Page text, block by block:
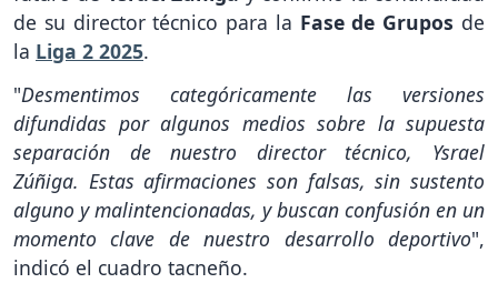
de su director técnico para la Fase de Grupos de
la Liga 2 2025.
"Desmentimos categóricamente las versiones
difundidas por algunos medios sobre la supuesta
separación de nuestro director técnico, Ysrael
Zúñiga. Estas afirmaciones son falsas, sin sustento
alguno y malintencionadas, y buscan confusión en un
momento clave de nuestro desarrollo deportivo",
indicó el cuadro tacneño.